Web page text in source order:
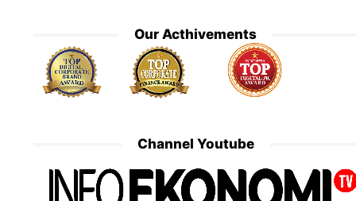
Our Acthivements
Channel Youtube